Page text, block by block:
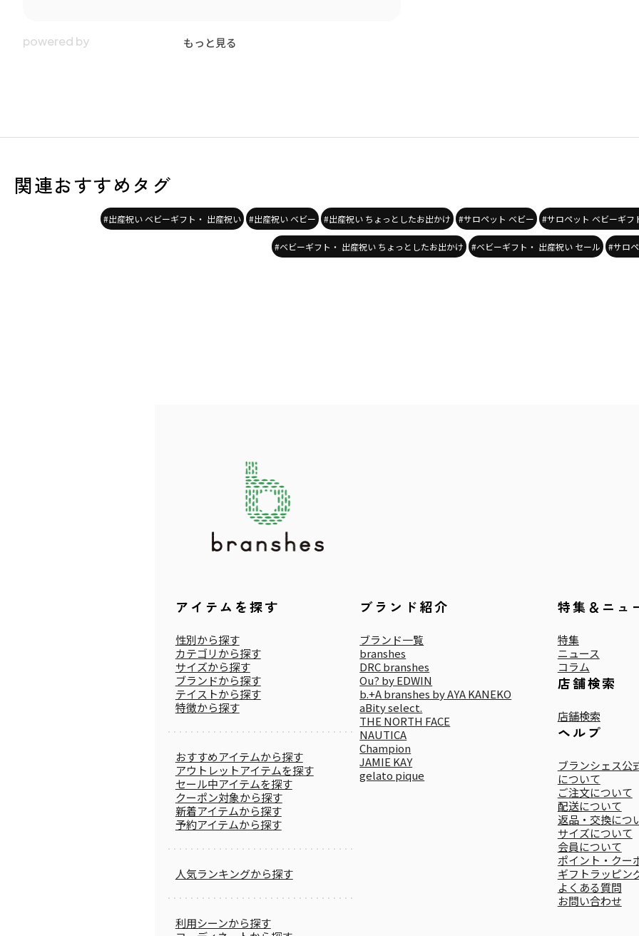
もっと見る
関連おすすめタグ
#出産祝い ベビーギフト・ 出産祝い #出産祝い ベビー #出産祝い ちょっとしたお出かけ #サロペット ベビー #サロペット ベビーギフ
#ベビーギフト・ 出産祝い ちょっとしたお出かけ #ベビーギフト・ 出産祝い セール #サロ
アイテムを探す
性別から探す
カテゴリから探す
サイズから探す
ブランドから探す
テイストから探す
特徴から探す
おすすめアイテムから探す
アウトレットアイテムを探す
セール中アイテムを探す
クーポン対象から探す
新着アイテムから探す
予約アイテムから探す
人気ランキングから探す
利用シーンから探す
ブランド紹介
ブランド一覧
branshes
DRC branshes
Ou? by EDWIN
b.+A branshes by AYA KANEKO
aBity select.
THE NORTH FACE
NAUTICA
Champion
JAMIE KAY
gelato pique
特集＆ニュ
特集
ニュース
コラム
店舗検索
店舗検索
ヘルプ
ブランシェス公
について
ご注文について
配送について
返品・交換につ
サイズについて
会員について
ポイント・クー
ギフトラッピン
よくある質問
お問い合わせ